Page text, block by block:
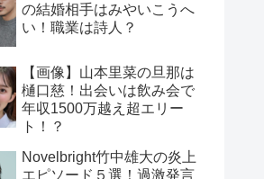
の結婚相手はみやいこうへ
い！職業は詩人？
【画像】山本里菜の旦那は
樋口慈！出会いは飲み会で
年収1500万越え超エリー
ト！？
Novelbright竹中雄大の炎上
エピソード５選！過激発言